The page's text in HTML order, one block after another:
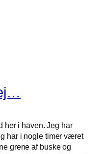
her i haven. Jeg har
har i nogle timer været
grene af buske og